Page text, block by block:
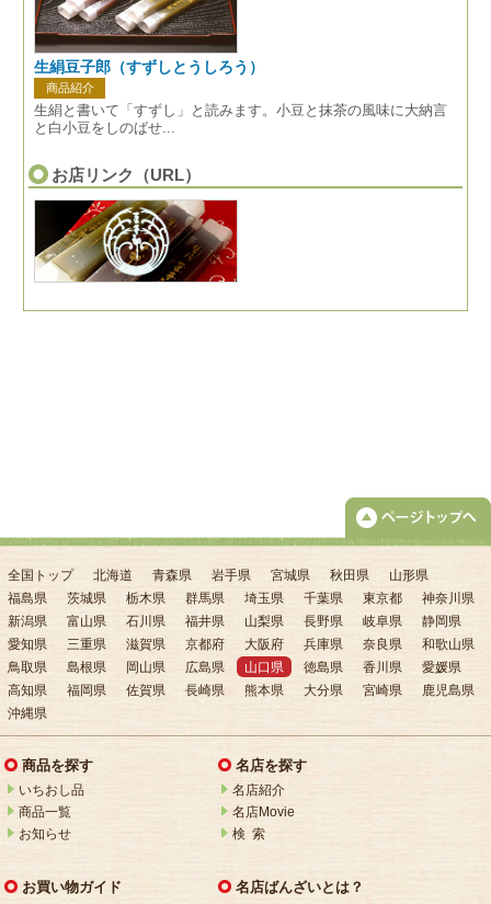
生絹豆子郎（すずしとうしろう）
商品紹介
生絹と書いて「すずし」と読みます。小豆と抹茶の風味に大納言
と白小豆をしのばせ...
お店リンク（URL）
全国トップ 北海道 青森県 岩手県 宮城県 秋田県
山形県
福島県
茨城県 栃木県 群馬県 埼玉県 千葉県 東京都
神奈川県
新潟県
富山県 石川県 福井県 山梨県 長野県 岐阜県
静岡県
愛知県
三重県 滋賀県 京都府 大阪府 兵庫県 奈良県
和歌山県
鳥取県
島根県 岡山県 広島県 山口県 徳島県 香川県
愛媛県
高知県
福岡県 佐賀県 長崎県 熊本県 大分県 宮崎県
鹿児島県
沖縄県
商品を探す
いちおし品
商品一覧
お知らせ
名店を探す
名店紹介
名店Movie
検 索
お買い物ガイド 名店ばんざいとは？